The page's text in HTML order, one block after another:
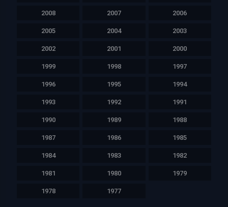
2008 2007 2006
2005 2004 2003
2002 2001 2000
1999 1998 1997
1996 1995 1994
1993 1992 1991
1990 1989 1988
1987 1986 1985
1984 1983 1982
1981 1980 1979
1978 1977